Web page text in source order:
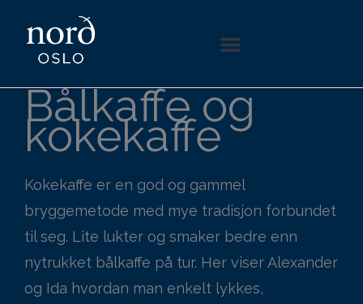
innholdet
Bålkaffe og
kokekaffe
Kokekaffe er en god og gammel
bryggemetode med mye tradisjon forbundet
til seg. Lite lukter og smaker bedre enn
nytrukket bålkaffe på tur. Her viser Alexander
og Ida hvordan man enkelt lykkes,